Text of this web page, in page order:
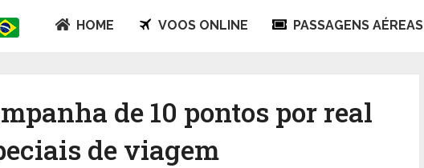
HOME VOOS ONLINE PASSAGENS AÉREAS
de 10 pontos por real
de viagem